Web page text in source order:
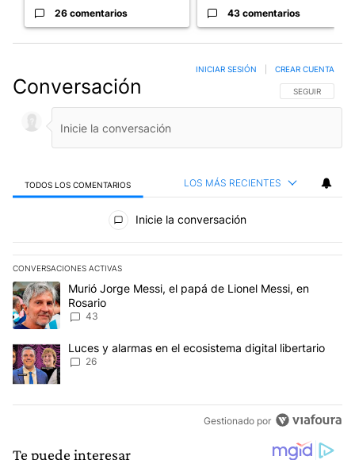
26 comentarios 43 comentarios
Conversación SIGA ESTA
SEGUIR
INICIAR SESIÓN CREAR CUENTA
TODOS LOS COMENTARIOS LOS MÁS RECIENTES
Todos los comentarios
Inicie la conversación
CONVERSACIONES ACTIVAS
Este listado muestra los artículos con más comentarios en los
Un artículo de tendencia con el título "Murió Jorge Messi, el
Murió Jorge Messi, el papá de Lionel Messi, en
Rosario
43
Un artículo de tendencia con el título "Luces y alarmas en el
Luces y alarmas en el ecosistema digital libertario
26
Gestionado por